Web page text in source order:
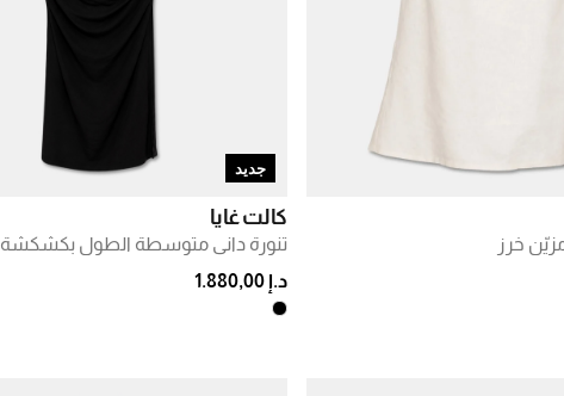
خرز
جديد
كالت غايا
تنورة داني متوسطة الطول بكشكشة
د.إ 1.880,00